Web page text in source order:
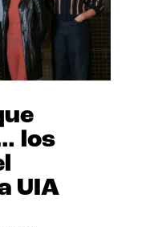
los
UIA